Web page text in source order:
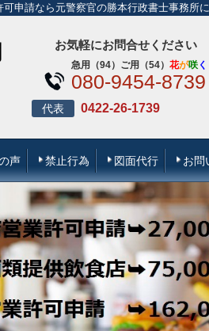
申請なら元警察官の勝本行政書士事務所に
お気軽にお問合せください
急用（94）ご用（54） 花が咲 く
080-9454-8739
代表 0422-26-1739
声 禁止行為 図面代行 お問